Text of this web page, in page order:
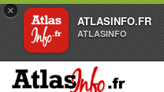
×
ATLASINFO.FR
ATLASINFO